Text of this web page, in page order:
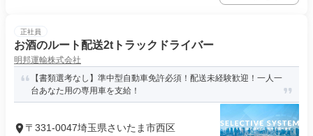
正社員
お酒のルート配送2tトラックドライバー
明邦運輸株式会社
【書類選考なし】準中型自動車免許必須！配送未経験歓迎！一人一
台あなた用の専用車を支給！
〒331-0047埼玉県さいたま市西区